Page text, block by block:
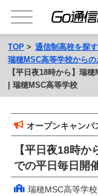
TOP 通信制高校を探す
瑞穂MSC高等学校から
【平日夜18時から】瑞
| 瑞穂MSC高等学校
オープンキャンパ
【平日夜18時
での平日毎日開
瑞穂MSC高等学